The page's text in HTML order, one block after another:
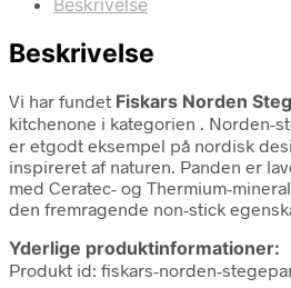
Beskrivelse
Beskrivelse
Vi har fundet Fiskars Norden
kitchenone i kategorien . Norden-
er etgodt eksempel på nordisk
inspireret af naturen. Panden er
med Ceratec- og Thermium-
den fremragende non-stick
Yderlige produktinformationer:
Produkt id: fiskars-norden-